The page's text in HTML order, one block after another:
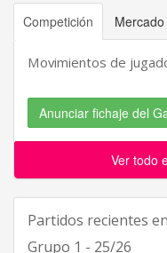
Competición Mercado
Movimientos de
Anunciar fichaje del
Ver todo
Partidos recientes en
Grupo 1 - 25/26